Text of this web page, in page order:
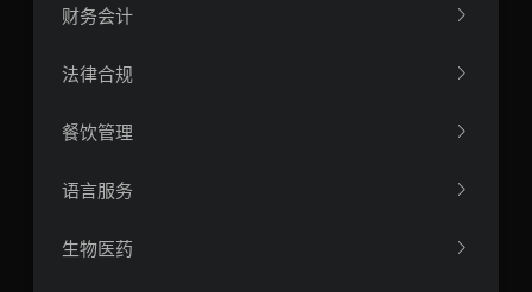
财务会计
法律合规
餐饮管理
语言服务
生物医药